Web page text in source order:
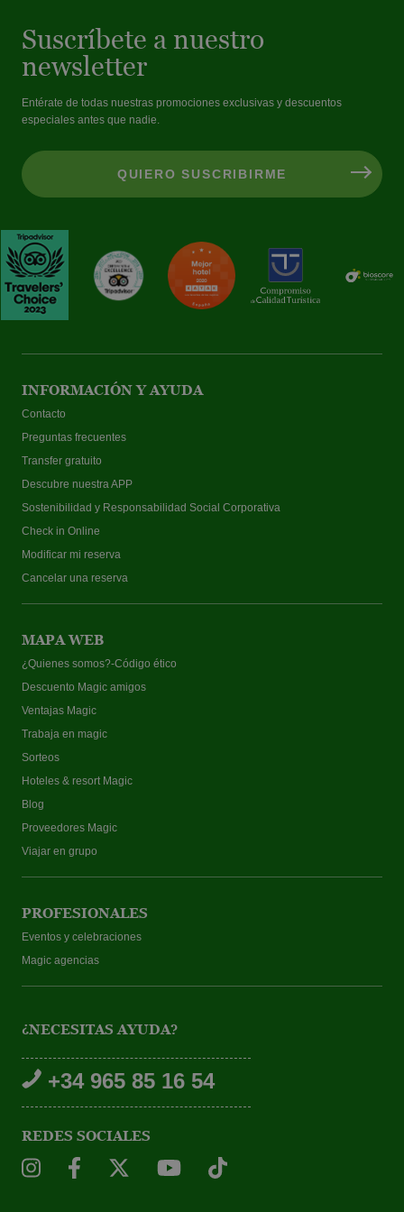
Suscríbete a nuestro
newsletter
Entérate de todas nuestras promociones exclusivas y descuentos
especiales antes que nadie.
INFORMACIÓN Y AYUDA
Contacto
Preguntas frecuentes
Transfer gratuito
Descubre nuestra APP
Sostenibilidad y Responsabilidad Social Corporativa
Check in Online
Modificar mi reserva
Cancelar una reserva
MAPA WEB
¿Quienes somos?-Código ético
Descuento Magic amigos
Ventajas Magic
Trabaja en magic
Sorteos
Hoteles & resort Magic
Blog
Proveedores Magic
Viajar en grupo
PROFESIONALES
Eventos y celebraciones
Magic agencias
¿NECESITAS AYUDA?
+34 965 85 16 54
REDES SOCIALES